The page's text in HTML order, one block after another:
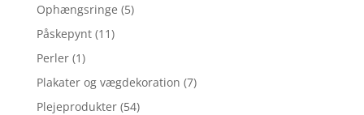
Ophængsringe (5)
Påskepynt (11)
Perler (1)
Plakater og vægdekoration (7)
Plejeprodukter (54)